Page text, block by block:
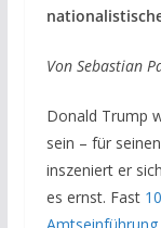
Von Sebastian
Donald Trump
sein – für
inszeniert er
es ernst. Fast